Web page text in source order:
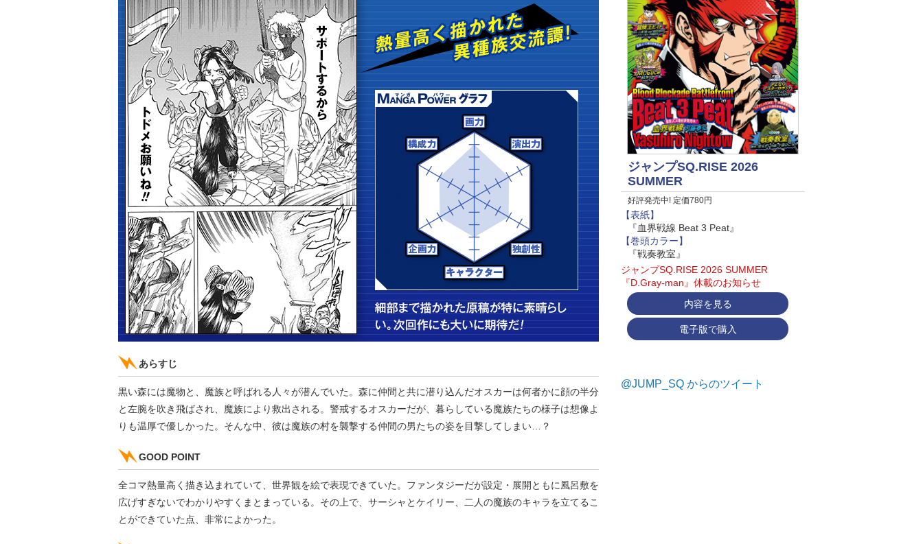
あらすじ
黒い森には魔物と、魔族と呼ばれる人々が潜んでいた。森に仲間と共に潜り込んだオスカーは何者かに顔の半分
と左腕を吹き飛ばされ、魔族により救出される。警戒するオスカーだが、暮らしている魔族たちの様子は想像よ
りも温厚で優しかった。そんな中、彼は魔族の村を襲撃する仲間の男たちの姿を目撃してしまい…？
GOOD POINT
全コマ熱量高く描き込まれていて、世界観を絵で表現できていた。ファンタジーだが設定・展開ともに風呂敷を
広げすぎないでわかりやすくまとまっている。その上で、サーシャとケイリー、二人の魔族のキャラを立てるこ
とができていた点、非常によかった。
ジャンプSQ.RISE 2026
SUMMER
好評発売中! 定価780円
【表紙】
『血界戦線 Beat 3 Peat』
【巻頭カラー】
『戦奏教室』
ジャンプSQ.RISE 2026 SUMMER
『D.Gray-man』休載のお知らせ
内容を見る
電子版で購入
@JUMP_SQ からのツイート